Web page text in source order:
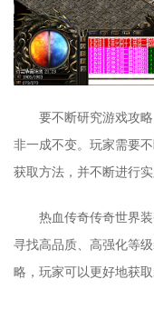
要不断研究游戏攻
非一成不变。玩家需要
获取方法，并不断进行
热血传奇传奇世界
寻找高品质、高强化等
略，玩家可以更好地获